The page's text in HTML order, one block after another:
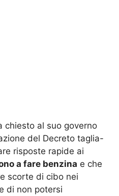
chiesto al suo governo
del Decreto taglia-
risposte rapide ai
a fare benzina e che
scorte di cibo nei
di non potersi